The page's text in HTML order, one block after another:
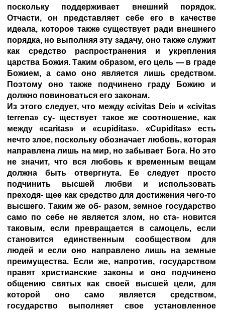
поскольку поддерживает внешний порядок.
Отчасти, он представляет себе его в качестве
идеала, которое также существует ради внешнего
порядка, но выполняя эту задачу, оно также служит
как средство распространения и укрепления
царства Божия. Таким образом, его цель — в граде
Божием, а само оно является лишь средством.
Поэтому оно также подчинено граду Божию и
должно повиноваться его законам.
Из этого следует, что между «civitas Dei» и «civitas
terrena» су- ществует такое же соотношение, как
между «caritas» и «cupiditas». «Cupiditas» есть
нечто злое, поскольку обозначает любовь, которая
направлена лишь на мир, но забывает Бога. Но это
не значит, что вся любовь к временным вещам
должна быть отвергнута. Ее следует просто
подчинить высшей любви и использовать
преходя- щее как средство для достижения чего-то
высшего. Таким же об- разом, земное государство
само по себе не является злом, но ста- новится
таковым, если превращается в самоцель, если
становится единственным сообществом для
людей и если оно направлено лишь на земные
преимущества. Если же, напротив, государством
правят христианские законы и оно подчинено
общению святых как своей высшей цели, для
которой оно само является средством,
государство выполняет свое установленное